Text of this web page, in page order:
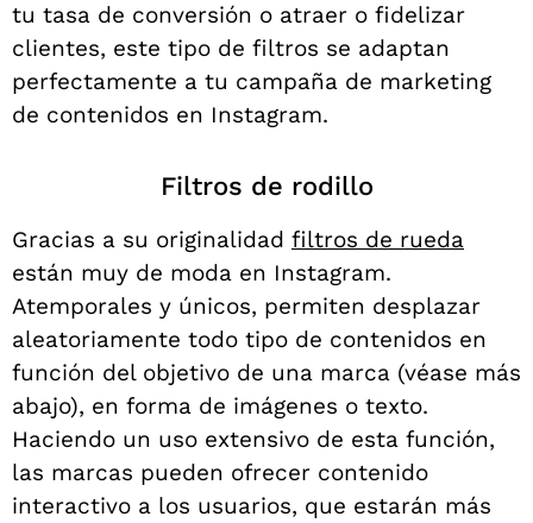
tu tasa de conversión o atraer o fidelizar
clientes, este tipo de filtros se adaptan
perfectamente a tu campaña de marketing
de contenidos en Instagram.
Filtros de rodillo
Gracias a su originalidad filtros de rueda
están muy de moda en Instagram.
Atemporales y únicos, permiten desplazar
aleatoriamente todo tipo de contenidos en
función del objetivo de una marca (véase más
abajo), en forma de imágenes o texto.
Haciendo un uso extensivo de esta función,
las marcas pueden ofrecer contenido
interactivo a los usuarios, que estarán más